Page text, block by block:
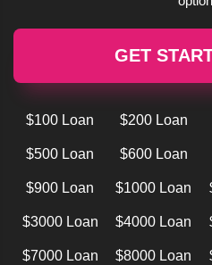
GET
$100 Loan $200 Loan
$500 Loan $600 Loan
$900 Loan $1000 Loan
$3000 Loan $4000 Loan
$7000 Loan $8000 Loan